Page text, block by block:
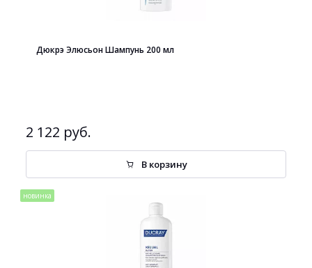
Дюкрэ Элюсьон Шампунь 200 мл
2 122 руб.
В корзину
новинка